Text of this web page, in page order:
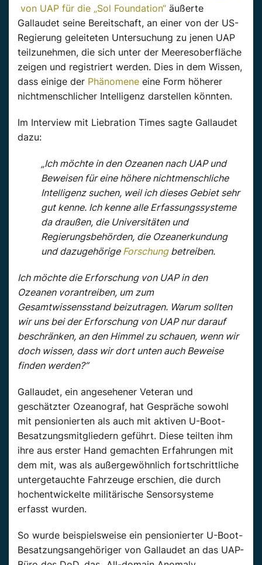
von UAP für die „Sol Foundation“ äußerte
Gallaudet seine Bereitschaft, an einer von der US-
Regierung geleiteten Untersuchung zu jenen UAP
teilzunehmen, die sich unter der Meeresoberfläche
zeigen und registriert werden. Dies in dem Wissen,
dass einige der Phänomene eine Form höherer
nichtmenschlicher Intelligenz darstellen könnten.
Im Interview mit Liebration Times sagte Gallaudet
dazu:
„Ich möchte in den Ozeanen nach UAP und
Beweisen für eine höhere nichtmenschliche
Intelligenz suchen, weil ich dieses Gebiet sehr
gut kenne. Ich kenne alle Erfassungssysteme
da draußen, die Universitäten und
Regierungsbehörden, die Ozeanerkundung
und dazugehörige Forschungbetreiben.
Ich möchte die Erforschung von UAP in den
Ozeanen vorantreiben, um zum
Gesamtwissensstand beizutragen. Warum sollten
wir uns bei der Erforschung von UAP nur darauf
beschränken, an den Himmel zu schauen, wenn wir
doch wissen, dass wir dort unten auch Beweise
finden werden?“
Gallaudet, ein angesehener Veteran und
geschätzter Ozeanograf, hat Gespräche sowohl
mit pensionierten als auch mit aktiven U-Boot-
Besatzungsmitgliedern geführt. Diese teilten ihm
ihre aus erster Hand gemachten Erfahrungen mit
dem mit, was als außergewöhnlich fortschrittliche
untergetauchte Fahrzeuge erschien, die durch
hochentwickelte militärische Sensorsysteme
erfasst wurden.
So wurde beispielsweise ein pensionierter U-Boot-
Besatzungsangehöriger von Gallaudet an das UAP-